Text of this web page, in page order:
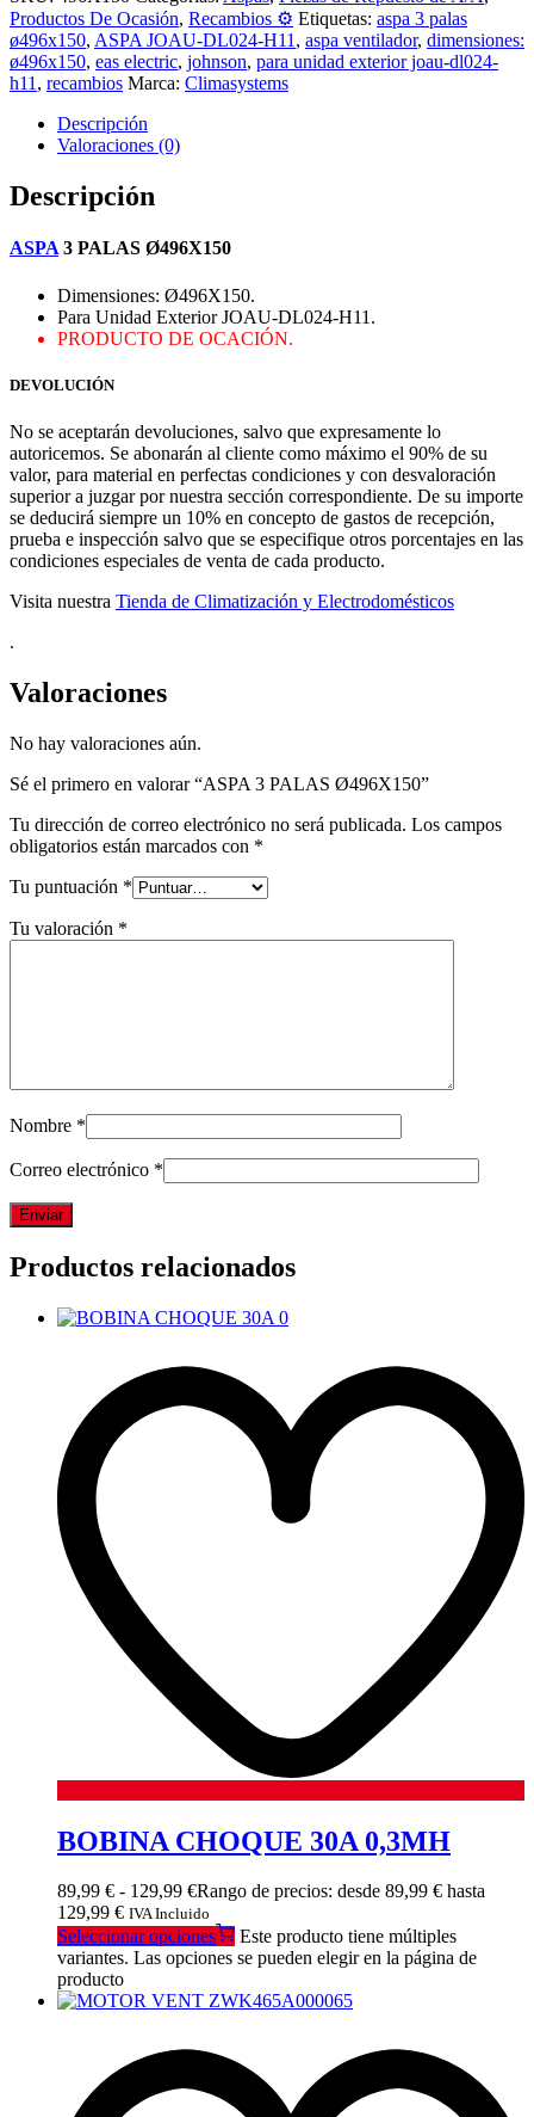
Productos De Ocasión, Recambios ⚙️ Etiquetas: aspa 3 palas
ø496x150, ASPA JOAU-DL024-H11 , aspa ventilador, dimensiones:
ø496x150, eas electric, johnson, para unidad exterior joau-dl024-
h11 , recambios Marca: Climasystems
Descripción
Valoraciones (0)
Descripción
ASPA 3 PALAS Ø496X150
Dimensiones: Ø496X150.
Para Unidad Exterior JOAU-DL024-H11.
PRODUCTO DE OCACIÓN.
DEVOLUCIÓN
No se aceptarán devoluciones, salvo que expresamente lo
autoricemos. Se abonarán al cliente como máximo el 90% de su
valor, para material en perfectas condiciones y con desvaloración
superior a juzgar por nuestra sección correspondiente. De su importe
se deducirá siempre un 10% en concepto de gastos de recepción,
prueba e inspección salvo que se especifique otros porcentajes en las
condiciones especiales de venta de cada producto.
Visita nuestra Tienda de Climatización y Electrodomésticos
.
Valoraciones
No hay valoraciones aún.
Sé el primero en valorar “ASPA 3 PALAS Ø496X150”
Tu dirección de correo electrónico no será publicada. Los campos
obligatorios están marcados con *
Tu puntuación *
Tu valoración *
Nombre *
Correo electrónico *
Productos relacionados
BOBINA CHOQUE 30A 0,3MH
89,99 € - 129,99 €Rango de precios: desde 89,99 € hasta
129,99 € IVA Incluido
Seleccionar opciones
Este producto tiene múltiples
variantes. Las opciones se pueden elegir en la página de
producto